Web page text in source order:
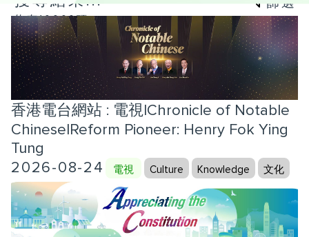
約有10000項
香港電台網站 : 電視|Chronicle of Notable
Chinese|Reform Pioneer: Henry Fok Ying
Tung
2026-08-24
電視 Culture Knowledge 文化